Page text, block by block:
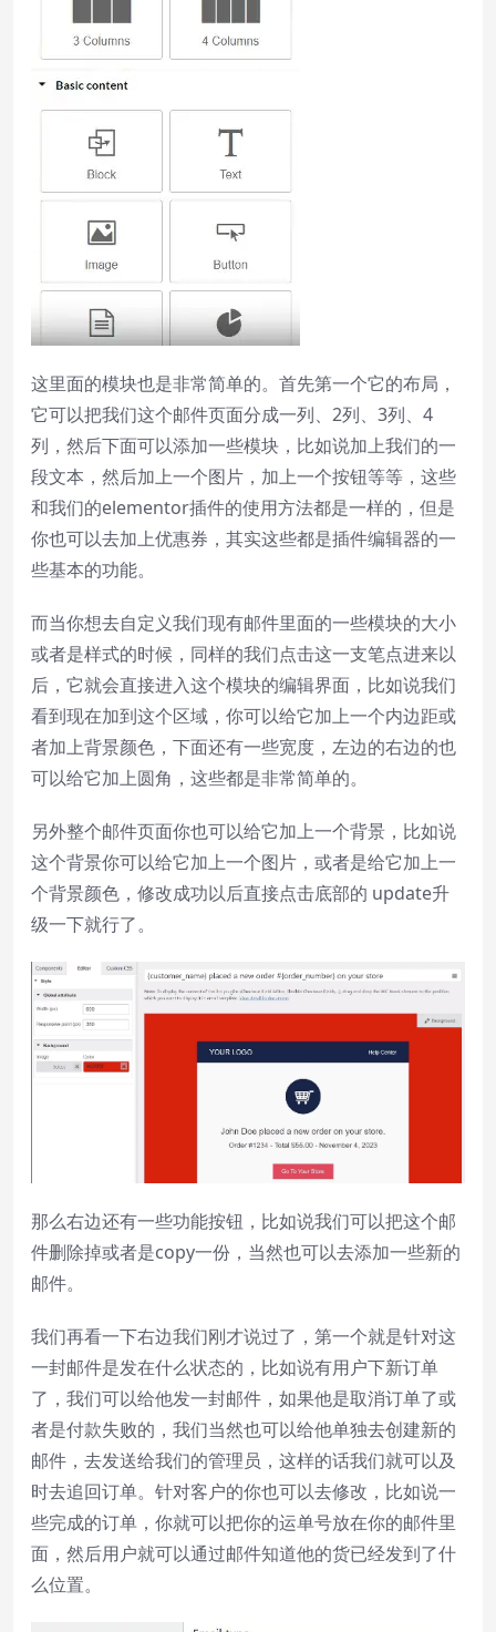
这里面的模块也是非常简单的。首先第一个它的布局，
它可以把我们这个邮件页面分成一列、2列、3列、4
列，然后下面可以添加一些模块，比如说加上我们的一
段文本，然后加上一个图片，加上一个按钮等等，这些
和我们的elementor插件的使用方法都是一样的，但是
你也可以去加上优惠券，其实这些都是插件编辑器的一
些基本的功能。
而当你想去自定义我们现有邮件里面的一些模块的大小
或者是样式的时候，同样的我们点击这一支笔点进来以
后，它就会直接进入这个模块的编辑界面，比如说我们
看到现在加到这个区域，你可以给它加上一个内边距或
者加上背景颜色，下面还有一些宽度，左边的右边的也
可以给它加上圆角，这些都是非常简单的。
另外整个邮件页面你也可以给它加上一个背景，比如说
这个背景你可以给它加上一个图片，或者是给它加上一
个背景颜色，修改成功以后直接点击底部的 update升
级一下就行了。
那么右边还有一些功能按钮，比如说我们可以把这个邮
件删除掉或者是copy一份，当然也可以去添加一些新的
邮件。
我们再看一下右边我们刚才说过了，第一个就是针对这
一封邮件是发在什么状态的，比如说有用户下新订单
了，我们可以给他发一封邮件，如果他是取消订单了或
者是付款失败的，我们当然也可以给他单独去创建新的
邮件，去发送给我们的管理员，这样的话我们就可以及
时去追回订单。针对客户的你也可以去修改，比如说一
些完成的订单，你就可以把你的运单号放在你的邮件里
面，然后用户就可以通过邮件知道他的货已经发到了什
么位置。